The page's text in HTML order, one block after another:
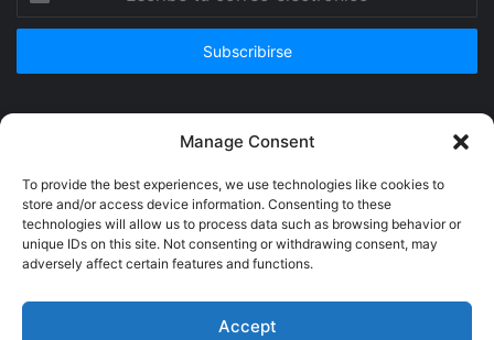
Manage Consent
To provide the best experiences, we use technologies like cookies to
store and/or access device information. Consenting to these
technologies will allow us to process data such as browsing behavior or
unique IDs on this site. Not consenting or withdrawing consent, may
adversely affect certain features and functions.
Accept
correo